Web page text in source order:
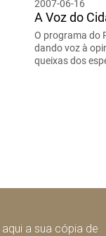
2007-06-16
A Voz do
O programa do
dando voz à
queixas dos
a sua cópia de